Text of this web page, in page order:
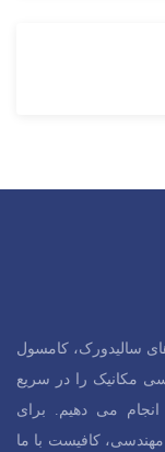
های سالیدورک، کامسول
مکانیک را در سریع
می دهیم. برای
کافیست با ما